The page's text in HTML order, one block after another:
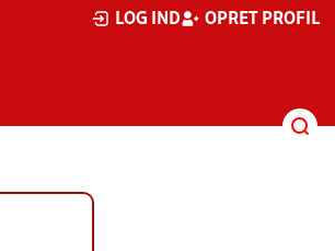
LOG IND OPRET PROFIL